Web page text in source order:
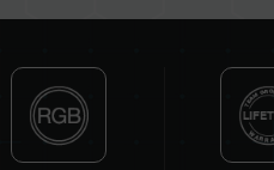
과 메인보드, CPU의
는 SPD(JEDEC 표준)
DDR4-2133/2400 또
이는 제품 결합이 아닌
XMP 2.0 는 사용자가